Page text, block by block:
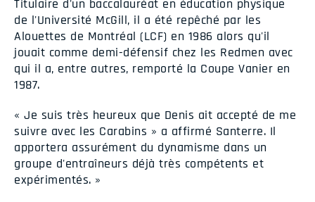
Titulaire d'un baccalauréat en éducation physique
de l'Université McGill, il a été repêché par les
Alouettes de Montréal (LCF) en 1986 alors qu'il
jouait comme demi-défensif chez les Redmen avec
qui il a, entre autres, remporté la Coupe Vanier en
1987.
« Je suis très heureux que Denis ait accepté de me
suivre avec les Carabins » a affirmé Santerre. Il
apportera assurément du dynamisme dans un
groupe d'entraîneurs déjà très compétents et
expérimentés. »